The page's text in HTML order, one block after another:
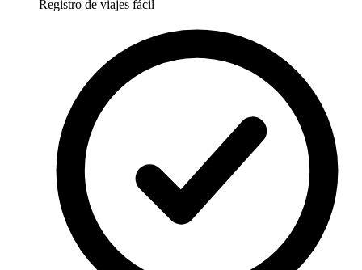
Registro de viajes fácil